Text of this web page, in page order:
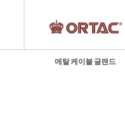
메탈 케이블 글랜드